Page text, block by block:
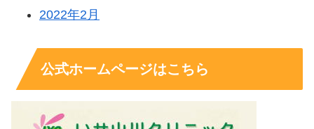
2022年2月
公式ホームページはこちら